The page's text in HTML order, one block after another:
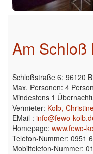
Am Schloß
Schloßstraße 6; 96120
Max. Personen: 4
Mindestens 1
Vermieter: Kolb,
EMail : info@fewo-
Homepage: www.fewo-
Telefon-Nummer: 0951
Mobiltelefon-Nummer: